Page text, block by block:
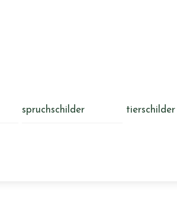
spruchschilder tierschilder